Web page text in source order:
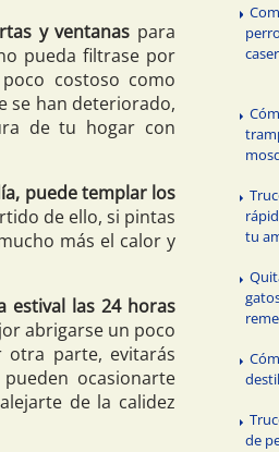
y ventanas para
pueda filtrase por
costoso como
se han deteriorado,
de tu hogar con
puede templar los
de ello, si pintas
más el calor y
estival las 24 horas
abrigarse un poco
otra parte, evitarás
ocasionarte
de la calidez
tu
de